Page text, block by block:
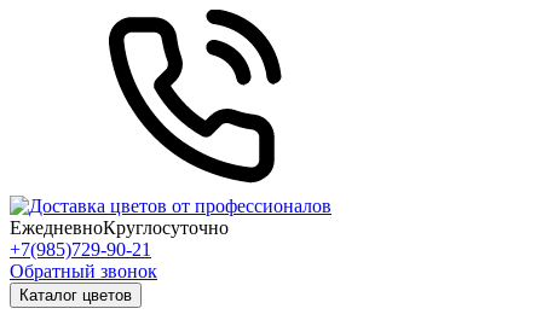
ЕжедневноКруглосуточно
+7(985)729-90-21
Обратный звонок
Каталог цветов